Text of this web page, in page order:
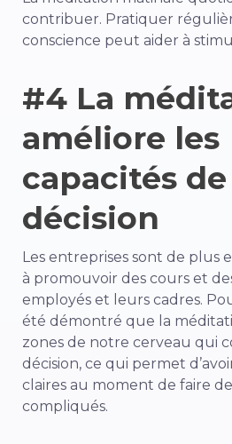
contribuer. Pratiquer
conscience peut aider à
#4 La
améliore les
capacités
décision
Les entreprises sont de plus
à promouvoir des cours et
employés et leurs cadres.
été démontré que la
zones de notre cerveau qui
décision, ce qui permet
claires au moment de faire
compliqués.